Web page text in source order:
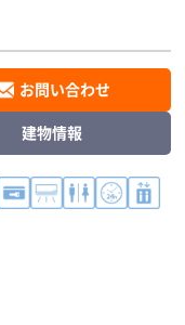
お問い合わせ
建物情報